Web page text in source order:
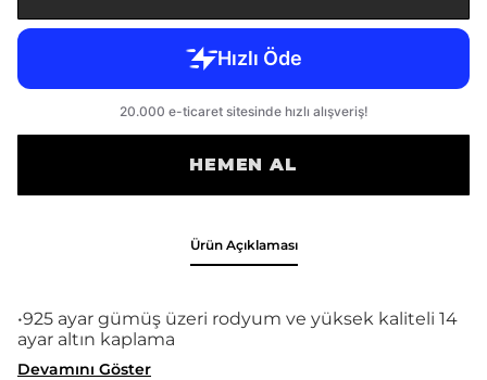
HEMEN AL
Ürün Açıklaması
•925 ayar gümüş üzeri rodyum ve yüksek kaliteli 14
ayar altın kaplama
Devamını Göster